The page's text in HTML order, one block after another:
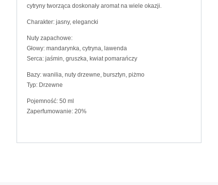
cytryny tworząca doskonały aromat na wiele okazji.
Charakter: jasny, elegancki
Nuty zapachowe:
Głowy: mandarynka, cytryna, lawenda
Serca: jaśmin, gruszka, kwiat pomarańczy
Bazy: wanilia, nuty drzewne, bursztyn, piżmo
Typ: Drzewne
Pojemność: 50 ml
Zaperfumowanie: 20%